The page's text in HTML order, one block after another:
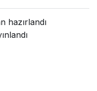
hazırlandı